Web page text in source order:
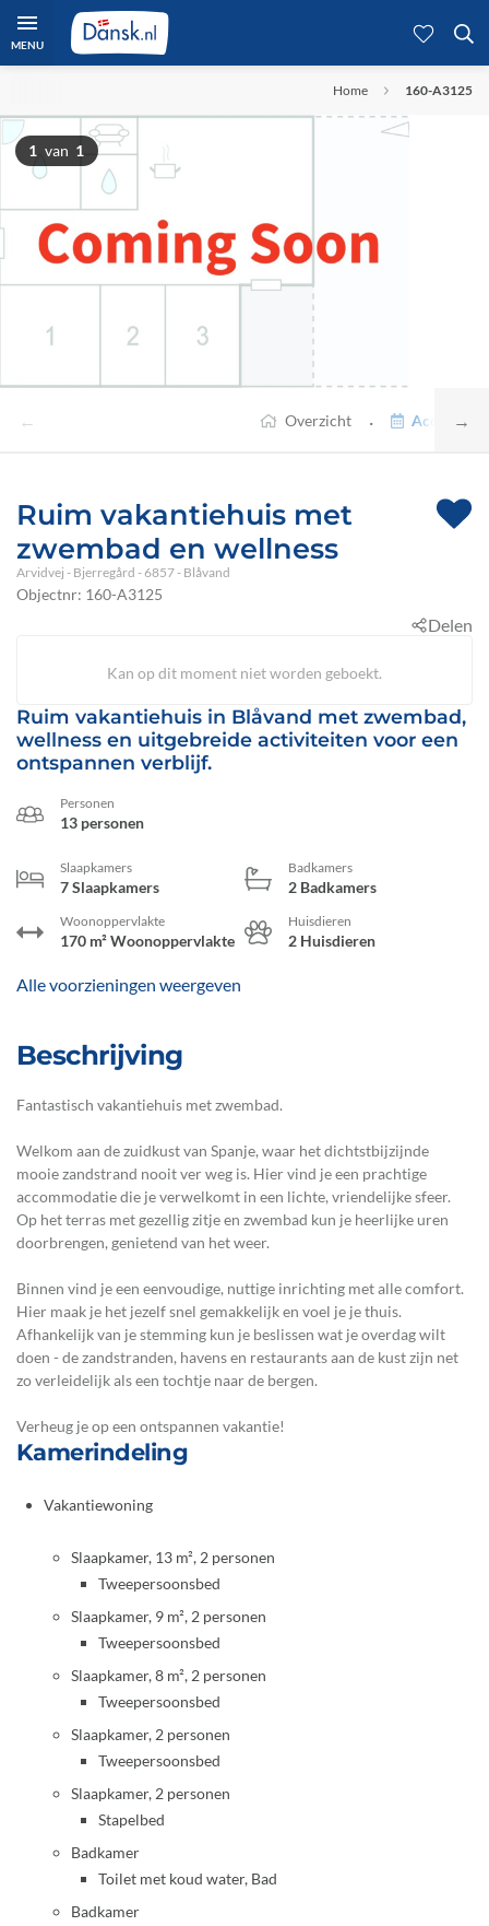
MENU
Home 160-A3125
1 van 1
← →
Overzicht ·
Ruim vakantiehuis met
zwembad en wellness
Arvidvej - Bjerregård - 6857 - Blåvand
Objectnr: 160-A3125
Ruim vakantiehuis in Blåvand met zwembad,
wellness en uitgebreide activiteiten voor een
ontspannen verblijf.
Personen
13 personen
Slaapkamers
7 Slaapkamers
Badkamers
2 Badkamers
Woonoppervlakte
170 m² Woonoppervlakte
Huisdieren
2 Huisdieren
Alle voorzieningen weergeven
Beschrijving
Fantastisch vakantiehuis met zwembad.
Welkom aan de zuidkust van Spanje, waar het dichtstbijzijnde
mooie zandstrand nooit ver weg is. Hier vind je een prachtige
accommodatie die je verwelkomt in een lichte, vriendelijke sfeer.
Op het terras met gezellig zitje en zwembad kun je heerlijke uren
doorbrengen, genietend van het weer.
Binnen vind je een eenvoudige, nuttige inrichting met alle comfort.
Hier maak je het jezelf snel gemakkelijk en voel je je thuis.
Afhankelijk van je stemming kun je beslissen wat je overdag wilt
doen - de zandstranden, havens en restaurants aan de kust zijn net
zo verleidelijk als een tochtje naar de bergen.
Verheug je op een ontspannen vakantie!
Kamerindeling
Vakantiewoning
Slaapkamer, 13 m², 2 personen
Tweepersoonsbed
Slaapkamer, 9 m², 2 personen
Tweepersoonsbed
Slaapkamer, 8 m², 2 personen
Tweepersoonsbed
Slaapkamer, 2 personen
Tweepersoonsbed
Slaapkamer, 2 personen
Stapelbed
Badkamer
Toilet met koud water, Bad
Badkamer
Delen
Kan op dit moment niet worden geboekt.